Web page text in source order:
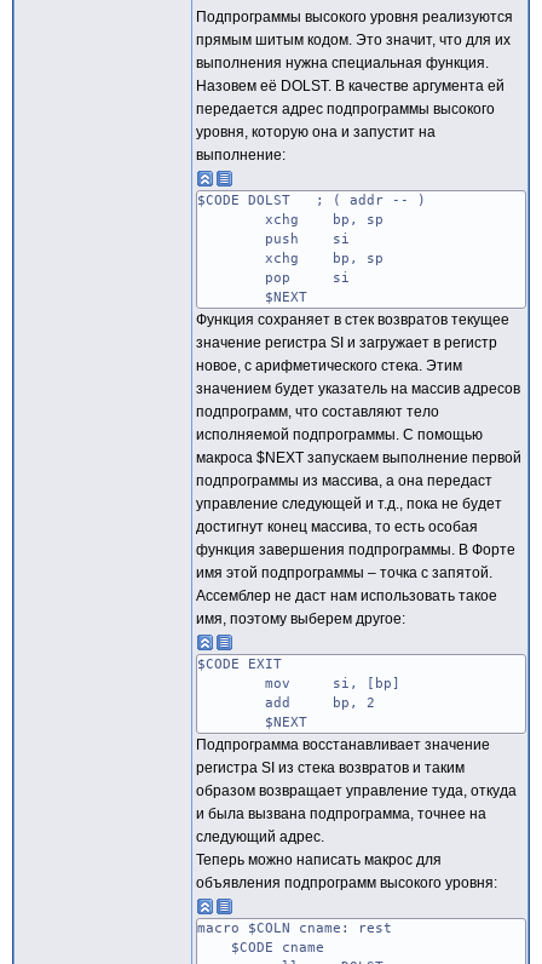
Подпрограммы высокого уровня реализуются
прямым шитым кодом. Это значит, что для их
выполнения нужна специальная функция.
Назовем её DOLST. В качестве аргумента ей
передается адрес подпрограммы высокого
уровня, которую она и запустит на
выполнение:
$CODE DOLST ; ( addr -- )
xchg bp, sp
push si
xchg bp, sp
pop si
$NEXT
Функция сохраняет в стек возвратов текущее
значение регистра SI и загружает в регистр
новое, с арифметического стека. Этим
значением будет указатель на массив адресов
подпрограмм, что составляют тело
исполняемой подпрограммы. С помощью
макроса $NEXT запускаем выполнение первой
подпрограммы из массива, а она передаст
управление следующей и т.д., пока не будет
достигнут конец массива, то есть особая
функция завершения подпрограммы. В Форте
имя этой подпрограммы – точка с запятой.
Ассемблер не даст нам использовать такое
имя, поэтому выберем другое:
$CODE EXIT
mov si, [bp]
add bp, 2
$NEXT
Подпрограмма восстанавливает значение
регистра SI из стека возвратов и таким
образом возвращает управление туда, откуда
и была вызвана подпрограмма, точнее на
следующий адрес.
Теперь можно написать макрос для
объявления подпрограмм высокого уровня:
macro $COLN cname: rest
$CODE cname